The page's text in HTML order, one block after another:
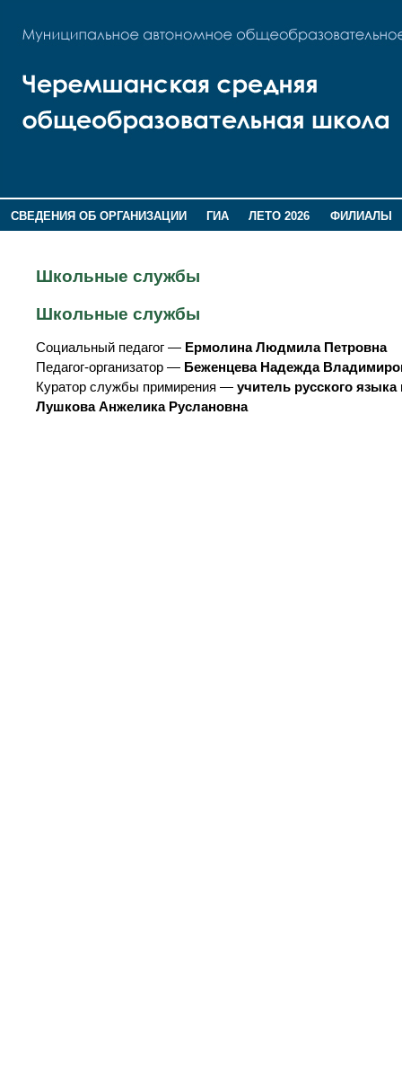
СВЕДЕНИЯ ОБ ОРГАНИЗАЦИИ ГИА ЛЕТО 2026
ФИЛИАЛЫ
Школьные службы
Школьные службы
Социальный педагог — Ермолина Людмила Петровна
Педагог-организатор — Беженцева Надежда
Куратор службы примирения — учитель русского
Лушкова Анжелика Руслановна